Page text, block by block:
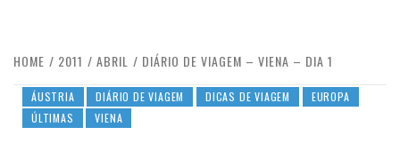
HOME 2011 ABRIL DIÁRIO DE VIAGEM – VIENA – DIA 1
ÁUSTRIA DIÁRIO DE VIAGEM DICAS DE VIAGEM
EUROPA
ÚLTIMAS
VIENA